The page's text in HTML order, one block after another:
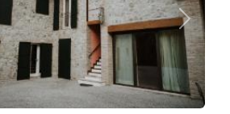
Weiter